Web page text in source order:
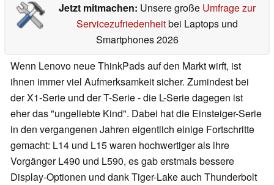
Jetzt mitmachen: Unsere große Umfrage zur
Servicezufriedenheitbei Laptops und
Smartphones 2026
Wenn Lenovo neue ThinkPads auf den Markt wirft, ist
ihnen immer viel Aufmerksamkeit sicher. Zumindest bei
der X1-Serie und der T-Serie - die L-Serie dagegen ist
eher das "ungeliebte Kind". Dabei hat die Einsteiger-Serie
in den vergangenen Jahren eigentlich einige Fortschritte
gemacht: L14 und L15 waren hochwertiger als ihre
Vorgänger L490 und L590, es gab erstmals bessere
Display-Optionen und dank Tiger-Lake auch Thunderbolt